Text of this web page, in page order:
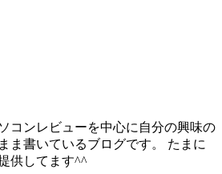
コンレビューを中心に自分の興味の
ま書いているブログです。 たまに
供してます^^